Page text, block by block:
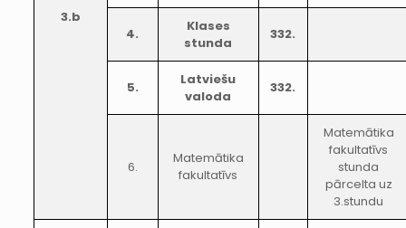
3.b
4.
Klases
stunda
332.
5.
Latviešu
valoda
332.
6.
Matemātika
fakultatīvs
Matemātika
fakultatīvs
stunda
pārcelta uz
3.stundu